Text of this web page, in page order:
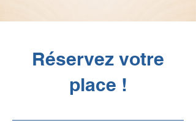
Réservez votre
place !